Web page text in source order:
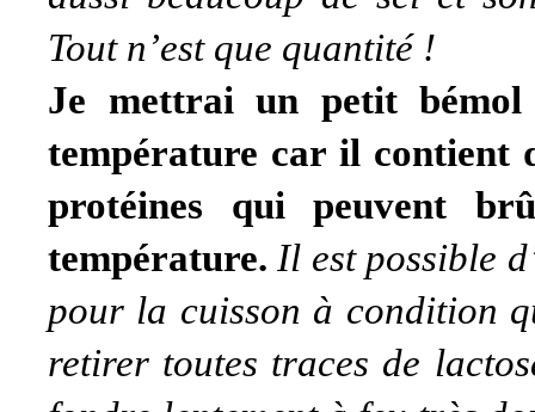
Tout n’est que quantité !
Je mettrai un petit
température car il contient
protéines qui peuvent
température. Il est possible
pour la cuisson à condition
retirer toutes traces de